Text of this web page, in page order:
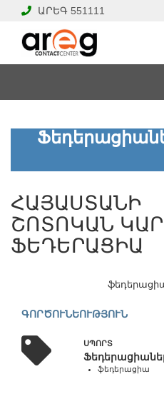
ԱՐԵԳ 551111
ՀԱՅԱՍՏԱՆԻ
ՇՈՏՈԿԱՆ
ԲԱՑ
Է
Աշխատանքային
09:00
18:00
Կրկ
ՀԱՅԱՍՏԱՆԻ
ՇՈՏՈԿԱՆ
ՖԵԴԵՐԱՑԻԱ
ԳՈՐԾՈՒՆԵՈՒԹՅՈՒՆ
ՍՊՈՐՏ
ֆեդերացիա